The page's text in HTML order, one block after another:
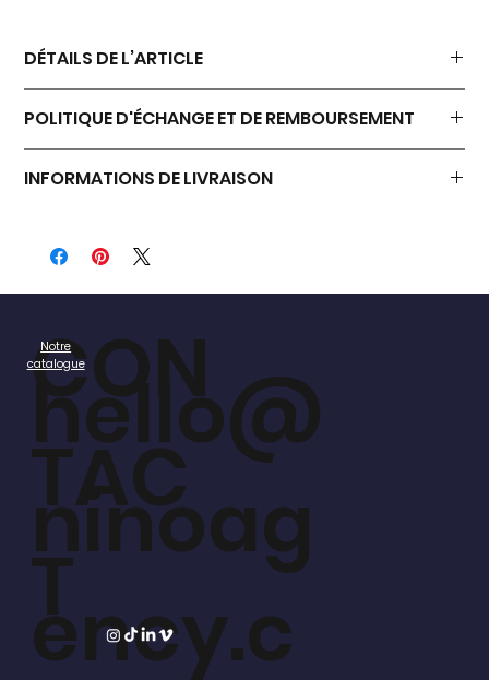
DÉTAILS DE L’ARTICLE
Emballée et livrée soigneusement dans son tube d’envoi prévu
à cet effet, accompagnée d’un certificat d’authenticité signé.
IMPORTANT : la photo ne comporte pas d’encadrement.
POLITIQUE D'ÉCHANGE ET DE REMBOURSEMENT
INFORMATIONS DE LIVRAISON
CON
TAC
T
hello@
ninoag
ency.c
Notre
catalogue